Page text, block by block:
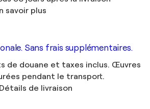
savoir plus
Sans frais supplémentaires.
de douane et taxes inclus. Œuvres
pendant le transport.
Détails de livraison